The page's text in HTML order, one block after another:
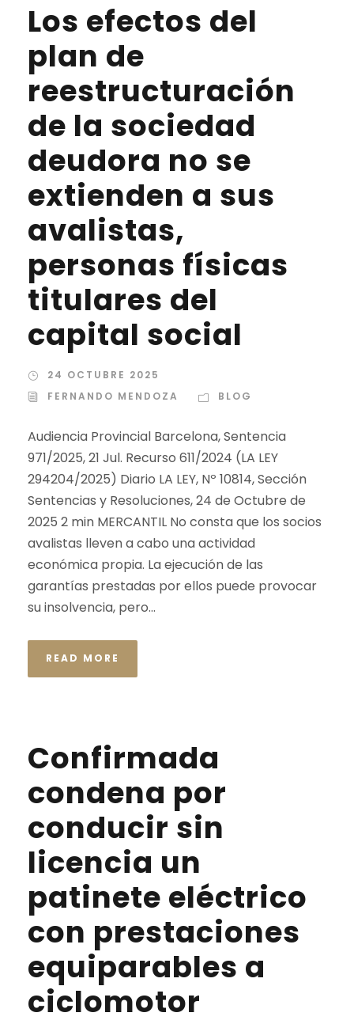
Los efectos del
plan de
reestructuración
de la sociedad
deudora no se
extienden a sus
avalistas,
personas físicas
titulares del
capital social
24 OCTUBRE 2025
FERNANDO MENDOZA
BLOG
Audiencia Provincial Barcelona, Sentencia
971/2025, 21 Jul. Recurso 611/2024 (LA LEY
294204/2025) Diario LA LEY, Nº 10814, Sección
Sentencias y Resoluciones, 24 de Octubre de
2025 2 min MERCANTIL No consta que los socios
avalistas lleven a cabo una actividad
económica propia. La ejecución de las
garantías prestadas por ellos puede provocar
su insolvencia, pero...
READ MORE
Confirmada
condena por
conducir sin
licencia un
patinete eléctrico
con prestaciones
equiparables a
ciclomotor